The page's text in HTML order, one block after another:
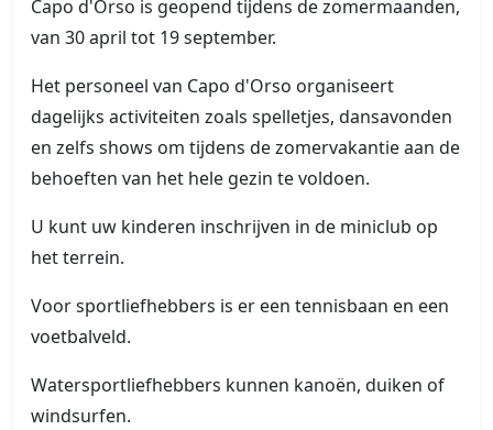
Capo d'Orso is geopend tijdens de zomermaanden,
van 30 april tot 19 september.
Het personeel van Capo d'Orso organiseert
dagelijks activiteiten zoals spelletjes, dansavonden
en zelfs shows om tijdens de zomervakantie aan de
behoeften van het hele gezin te voldoen.
U kunt uw kinderen inschrijven in de miniclub op
het terrein.
Voor sportliefhebbers is er een tennisbaan en een
voetbalveld.
Watersportliefhebbers kunnen kanoën, duiken of
windsurfen.